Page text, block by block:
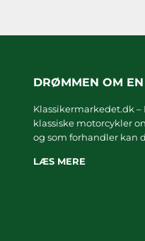
DRØMMEN OM EN
Klassikermarkedet.dk –
klassiske motorcykler
og som forhandler kan
LÆS MERE